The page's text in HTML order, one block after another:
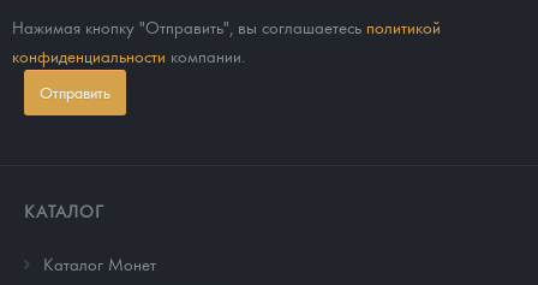
Нажимая кнопку "Отправить", вы соглашаетесь политикой
конфиденциальности компании.
Отправить
КАТАЛОГ
Каталог Монет